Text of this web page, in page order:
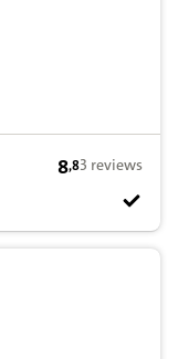
8,8 op basis
8,83 reviews